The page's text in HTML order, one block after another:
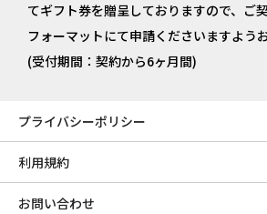
てギフト券を贈呈しておりますので、ご
フォーマットにて申請くださいますよう
(受付期間：契約から6ヶ月間)
プライバシーポリシー
利用規約
お問い合わせ